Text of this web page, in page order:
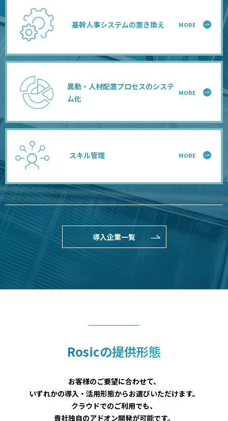
異動・人材配置プロセスのシステ
ム化
MORE
基幹人事システムの置き換え MORE
スキル管理 MORE
導入企業一覧
Rosicの提供形態
お客様のご要望に合わせて、
いずれかの導入・活用形態からお選びいただけます。
クラウドでのご利用でも、
貴社独自のアドオン開発が可能です。